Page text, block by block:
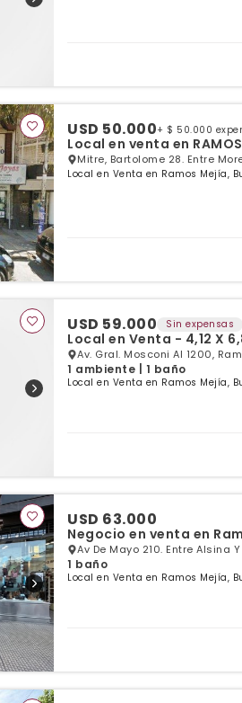
USD 50.000+ $ 50.000
Local en venta en RAMOS
Mitre, Bartolome 28. Entre
Local en Venta en Ramos Mejía,
USD 59.000 Sin expensas
Local en Venta -
Av. Gral. Mosconi Al 1200,
1 ambiente | 1 baño
Local en Venta en Ramos Mejía,
USD 63.000
Negocio en venta en
Av De Mayo 210. Entre Alsina
1 baño
Local en Venta en Ramos Mejía,